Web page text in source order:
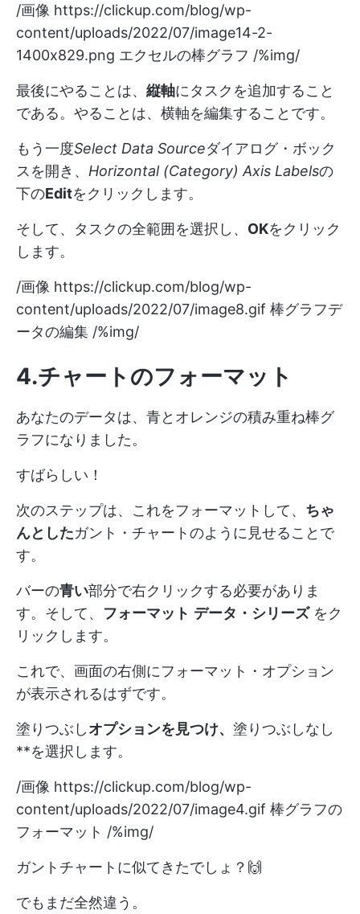
/画像 https://clickup.com/blog/wp-
content/uploads/2022/07/image14-2-
1400x829.png エクセルの棒グラフ /%img/
最後にやることは、 縦軸にタスクを追加すること
である。やることは、横軸を編集することです。
もう一度Select Data Sourceダイアログ・ボック
スを開き、 Horizontal (Category) Axis Labelsの
下のEditをクリックします。
そして、タスクの全範囲を選択し、 OKをクリック
します。
/画像 https://clickup.com/blog/wp-
content/uploads/2022/07/image8.gif 棒グラフデ
ータの編集 /%img/
4.チャートのフォーマット
あなたのデータは、青とオレンジの積み重ね棒グ
ラフになりました。
すばらしい！
次のステップは、これをフォーマットして、 ちゃ
んとしたガント・チャートのように見せることで
す。
バーの青い部分で右クリックする必要がありま
す。そして、 フォーマット データ・シリーズをク
リックします。
これで、画面の右側にフォーマット・オプション
が表示されるはずです。
塗りつぶしオプションを見つけ、 塗りつぶしなし
**を選択します。
/画像 https://clickup.com/blog/wp-
content/uploads/2022/07/image4.gif 棒グラフの
フォーマット /%img/
ガントチャートに似てきたでしょ？🙌
でもまだ全然違う。